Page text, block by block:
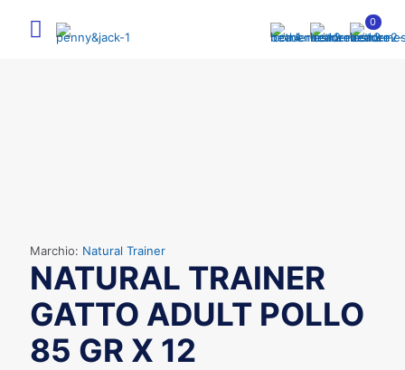
0
Marchio: Natural Trainer
NATURAL TRAINER
GATTO ADULT POLLO
85 GR X 12